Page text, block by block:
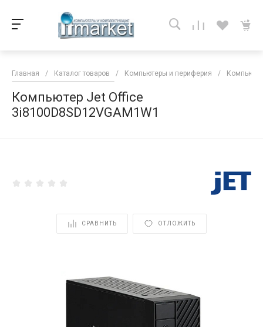
Главная / Каталог товаров / Компьютеры и периферия /
Компьютер Jet Office
3i8100D8SD12VGAM1W1
СРАВНИТЬ ОТЛОЖИТЬ